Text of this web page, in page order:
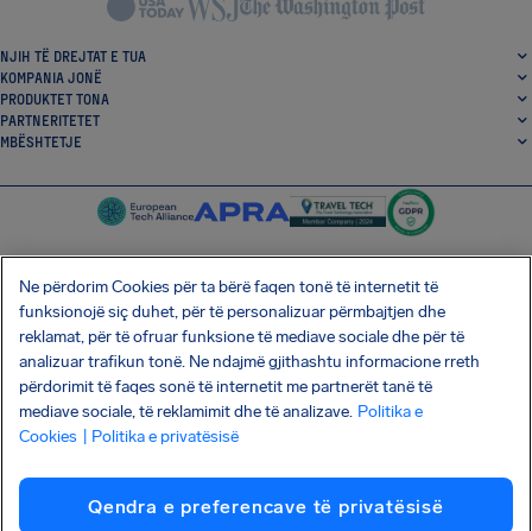
NJIH TË DREJTAT E TUA
KOMPANIA JONË
PRODUKTET TONA
PARTNERITETET
MBËSHTETJE
SocialFacebook
SocialTwitter
SocialInstagram
SocialLinkedin
SHKARKO APLIKACIONIN TONË FALAS
Termat dhe Kushtet Politika e privatësisë
Sulmi i zinxhirit të furnizimit Shai-Hulud
Tërheqja nga kontrata
Ne përdorim Cookies për ta bërë faqen tonë të internetit të
funksionojë siç duhet, për të personalizuar përmbajtjen dhe
reklamat, për të ofruar funksione të mediave sociale dhe për të
analizuar trafikun tonë. Ne ndajmë gjithashtu informacione rreth
përdorimit të faqes sonë të internetit me partnerët tanë të
mediave sociale, të reklamimit dhe të analizave. Politika e
Cookies
| Politika e privatësisë
Qendra e preferencave të privatësisë